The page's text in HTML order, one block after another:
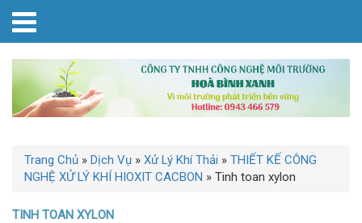
Trang Chủ » Dịch Vụ » Xử Lý Khí Thải » THIẾT KẾ CÔNG
NGHỆ XỬ LÝ KHÍ HIOXIT CACBON » Tinh toan xylon
TINH TOAN XYLON